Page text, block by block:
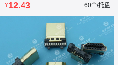
¥12.43 60个/托盘